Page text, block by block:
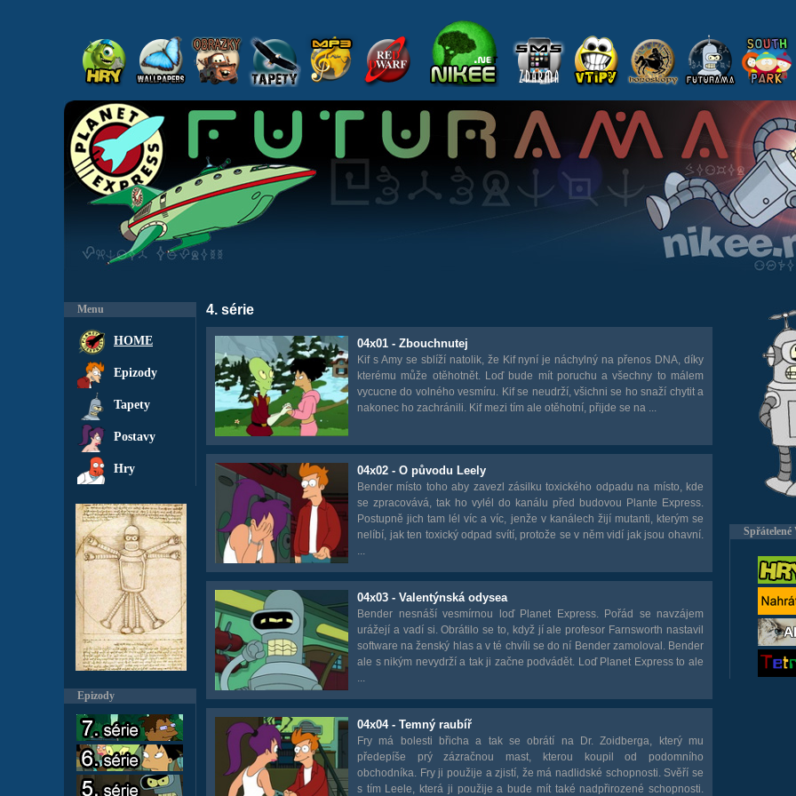
Menu
HOME
Epizody
Tapety
Postavy
Hry
Epizody
4. série
04x01 - Zbouchnutej
Kif s Amy se sblíží natolik, že Kif nyní je náchylný na přenos DNA, díky
kterému může otěhotnět. Loď bude mít poruchu a všechny to málem
vycucne do volného vesmíru. Kif se neudrží, všichni se ho snaží chytit a
nakonec ho zachránili. Kif mezi tím ale otěhotní, přijde se na ...
04x02 - O původu Leely
Bender místo toho aby zavezl zásilku toxického odpadu na místo, kde
se zpracovává, tak ho vylél do kanálu před budovou Plante Express.
Postupně jich tam lél víc a víc, jenže v kanálech žijí mutanti, kterým se
nelíbí, jak ten toxický odpad svítí, protože se v něm vidí jak jsou ohavní.
...
04x03 - Valentýnská odysea
Bender nesnáší vesmírnou loď Planet Express. Pořád se navzájem
urážejí a vadí si. Obrátilo se to, když jí ale profesor Farnsworth nastavil
software na ženský hlas a v té chvíli se do ní Bender zamoloval. Bender
ale s nikým nevydrží a tak ji začne podvádět. Loď Planet Express to ale
...
04x04 - Temný raubíř
Fry má bolesti břicha a tak se obrátí na Dr. Zoidberga, který mu
předepíše prý zázračnou mast, kterou koupil od podomního
obchodníka. Fry ji použije a zjistí, že má nadlidské schopnosti. Svěří se
s tím Leele, která ji použije a bude mít také nadpřirozené schopnosti.
Spřátelené